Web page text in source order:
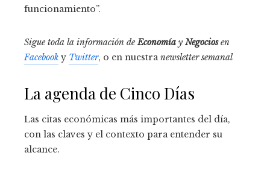
funcionamiento”.
Sigue toda la información deEconomía y Negociosen
Facebook y Twitter, o en nuestranewsletter semanal
La agenda de Cinco Días
Las citas económicas más importantes del día,
con las claves y el contexto para entender su
alcance.